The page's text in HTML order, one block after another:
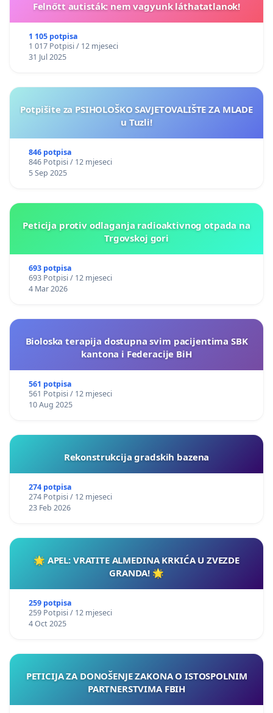
Felnőtt autisták: nem vagyunk láthatatlanok!
1 105 potpisa
1 017 Potpisi / 12 mjeseci
31 Jul 2025
Potpišite za PSIHOLOŠKO SAVJETOVALIŠTE ZA MLADE
u Tuzli!
846 potpisa
846 Potpisi / 12 mjeseci
5 Sep 2025
Peticija protiv odlaganja radioaktivnog otpada na
Trgovskoj gori
693 potpisa
693 Potpisi / 12 mjeseci
4 Mar 2026
Bioloska terapija dostupna svim pacijentima SBK
kantona i Federacije BiH
561 potpisa
561 Potpisi / 12 mjeseci
10 Aug 2025
Rekonstrukcija gradskih bazena
274 potpisa
274 Potpisi / 12 mjeseci
23 Feb 2026
🌟 APEL: VRATITE ALMEDINA KRKIĆA U ZVEZDE
GRANDA! 🌟
259 potpisa
259 Potpisi / 12 mjeseci
4 Oct 2025
PETICIJA ZA DONOŠENJE ZAKONA O ISTOSPOLNIM
PARTNERSTVIMA FBIH